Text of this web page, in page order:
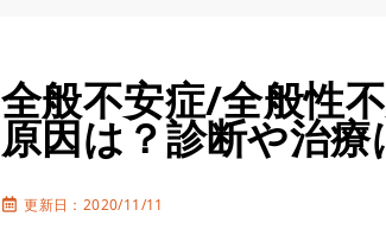
全般不安症/全般性
原因は？診断や治療
更新日：2020/11/11